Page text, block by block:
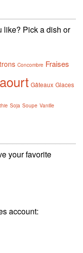
like? Pick a dish or
Concombre Fraises
Gâteaux Glaces
Soja Soupe Vanille
your favorite
account: